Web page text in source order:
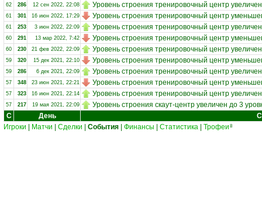
62 286 12 сен 2022, 22:08 Уровень строения тренировочный центр
61 301 16 июн 2022, 17:29 Уровень строения тренировочный центр
61 253 3 июн 2022, 22:09 Уровень строения тренировочный центр
60 291 13 мар 2022, 7:42 Уровень строения тренировочный центр
60 230 21 фев 2022, 22:09 Уровень строения тренировочный центр
59 320 15 дек 2021, 22:10 Уровень строения тренировочный центр
59 286 6 дек 2021, 22:09 Уровень строения тренировочный центр
57 348 23 июн 2021, 22:21 Уровень строения тренировочный центр
57 323 16 июн 2021, 22:14 Уровень строения тренировочный центр
57 217 19 мая 2021, 22:09
Уровень строения скаут-центр увеличен до 3
С
День
Игроки
Матчи Сделки События Финансы Статистика Трофеи 8